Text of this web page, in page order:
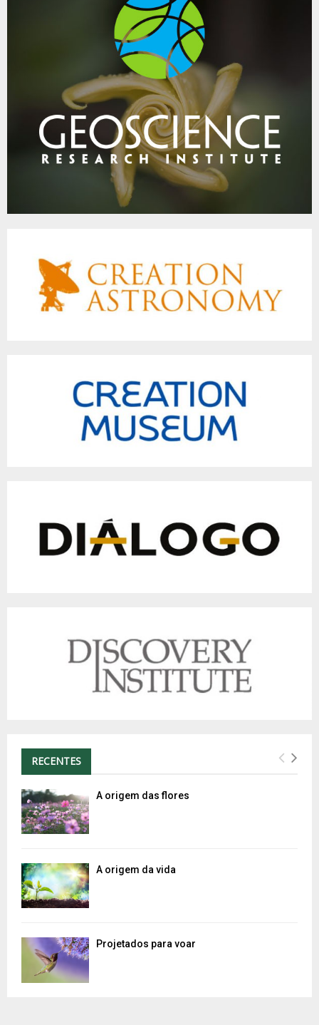
RECENTES
A origem das flores
A origem da vida
Projetados para voar